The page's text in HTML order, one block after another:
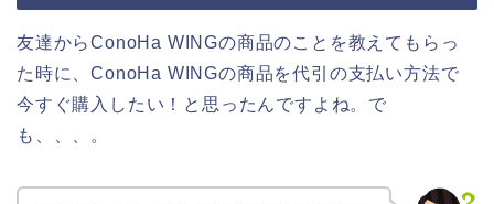
友達からConoHa WINGの商品のことを教えてもらっ
た時に、ConoHa WINGの商品を代引の支払い方法で
今すぐ購入したい！と思ったんですよね。で
も、、、。